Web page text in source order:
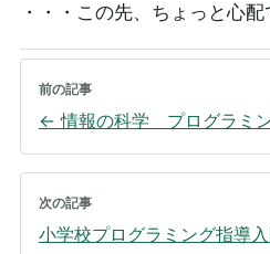
・・・この先、ちょっと心配
前の記事
←情報の科学 プログラミ
次の記事
小学校プログラミング指導